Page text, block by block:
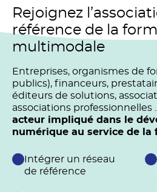
Rejoignez
référence de la
multimodale
Entreprises, organismes de
publics), financeurs,
éditeurs de solutions,
associations professionnelles
acteur impliqué dans le
numérique au service de la
Intégrer un réseau
de référence